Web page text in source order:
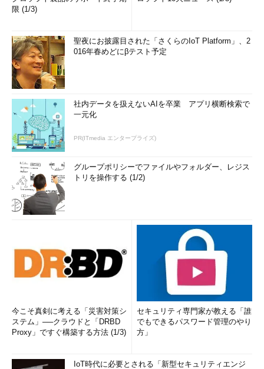
限 (1/3)
聖夜にお披露目された「さくらのIoT Platform」、2
016年春めどにβテスト予定
社内データを扱えないAIを卒業 アプリ横断検索で
一元化
PR(ITmedia エンタープライズ)
グループポリシーでファイルやフォルダー、レジス
トリを操作する (1/2)
今こそ真剣に考える「災害対策シ
ステム」──クラウドと「DRBD
Proxy」ですぐ構築する方法 (1/3)
セキュリティ専門家が教える「誰
でもできるパスワード管理のやり
方」
IoT時代に必要とされる「新型セキュリティエンジ